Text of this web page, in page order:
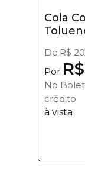
Cola
De R$
Por
No
crédito
à vista